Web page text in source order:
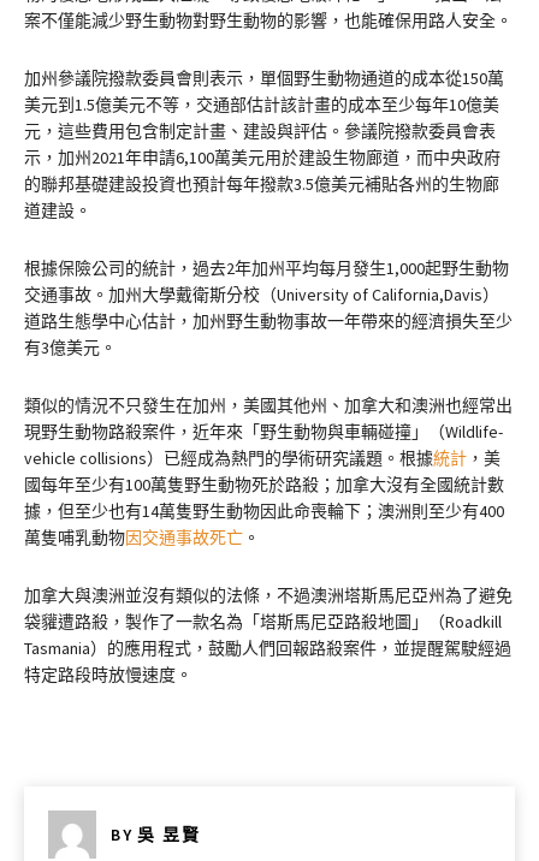
案不僅能減少野生動物對野生動物的影響，也能確保用路人安全。
加州參議院撥款委員會則表示，單個野生動物通道的成本從150萬
美元到1.5億美元不等，交通部估計該計畫的成本至少每年10億美
元，這些費用包含制定計畫、建設與評估。參議院撥款委員會表
示，加州2021年申請6,100萬美元用於建設生物廊道，而中央政府
的聯邦基礎建設投資也預計每年撥款3.5億美元補貼各州的生物廊
道建設。
根據保險公司的統計，過去2年加州平均每月發生1,000起野生動物
交通事故。加州大學戴衛斯分校（University of California,Davis）
道路生態學中心估計，加州野生動物事故一年帶來的經濟損失至少
有3億美元。
類似的情況不只發生在加州，美國其他州、加拿大和澳洲也經常出
現野生動物路殺案件，近年來「野生動物與車輛碰撞」（Wildlife-
vehicle collisions）已經成為熱門的學術研究議題。根據統計 ，美
國每年至少有100萬隻野生動物死於路殺；加拿大沒有全國統計數
據，但至少也有14萬隻野生動物因此命喪輪下；澳洲則至少有400
萬隻哺乳動物因交通事故死亡 。
加拿大與澳洲並沒有類似的法條，不過澳洲塔斯馬尼亞州為了避免
袋貛遭路殺，製作了一款名為「塔斯馬尼亞路殺地圖」（Roadkill
Tasmania）的應用程式，鼓勵人們回報路殺案件，並提醒駕駛經過
特定路段時放慢速度。
BY 吳 昱賢